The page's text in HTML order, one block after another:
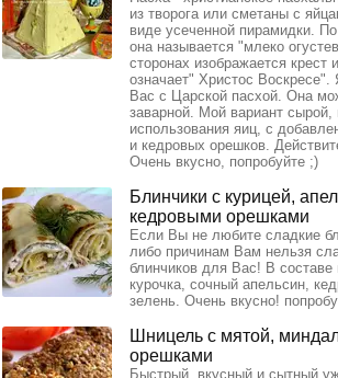
из творога или сметаны с
виде усеченной пирамидки.
она называется "млеко
сторонах изображается
означает" Христос Воскресе".
Вас с Царской пасхой. Она
заварной. Мой вариант сырой,
использования яиц, с
и кедровых орешков.
Очень вкусно, попробуйте ;)
Блинчики с курицей,
кедровыми орешками
Если Вы не любите сладкие
либо причинам Вам нельзя
блинчиков для Вас! В составе
курочка, сочный апельсин,
зелень. Очень вкусно!
Шницель с мятой,
орешками
Быстрый, вкусный и сытный